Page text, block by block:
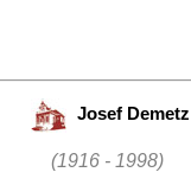
Josef Demetz
(1916 - 1998)